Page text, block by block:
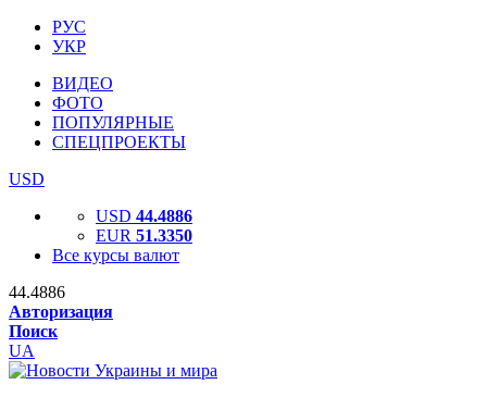
РУС
УКР
ВИДЕО
ФОТО
ПОПУЛЯРНЫЕ
СПЕЦПРОЕКТЫ
USD
USD 44.4886
EUR 51.3350
Все курсы валют
44.4886
Авторизация
Поиск
UA